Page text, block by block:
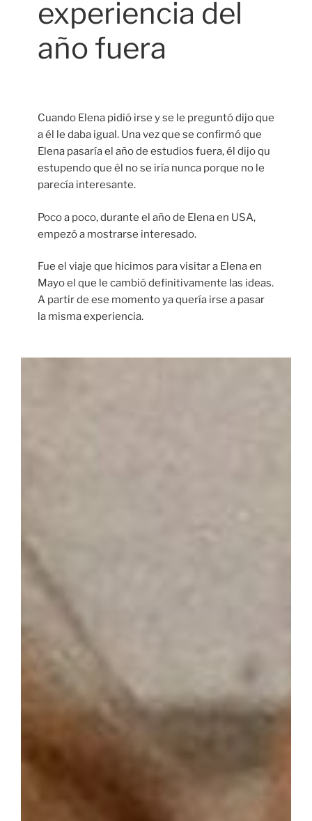
experiencia del
año fuera
Cuando Elena pidió irse y se le preguntó dijo que
a él le daba igual. Una vez que se confirmó que
Elena pasaría el año de estudios fuera, él dijo qu
estupendo que él no se iría nunca porque no le
parecía interesante.
Poco a poco, durante el año de Elena en USA,
empezó a mostrarse interesado.
Fue el viaje que hicimos para visitar a Elena en
Mayo el que le cambió definitivamente las ideas.
A partir de ese momento ya quería irse a pasar
la misma experiencia.